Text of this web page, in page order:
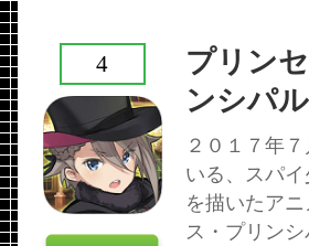
プリン
ンシパル
２０１７年
いる、スパ
を描いたア
ス・プリン
4